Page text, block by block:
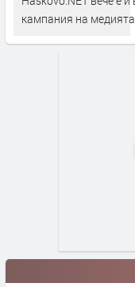
кампания на медията